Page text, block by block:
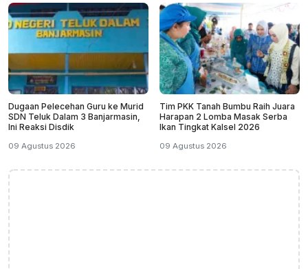
Dugaan Pelecehan Guru ke Murid
SDN Teluk Dalam 3 Banjarmasin,
Ini Reaksi Disdik
09 Agustus 2026
Tim PKK Tanah Bumbu Raih Juara
Harapan 2 Lomba Masak Serba
Ikan Tingkat Kalsel 2026
09 Agustus 2026